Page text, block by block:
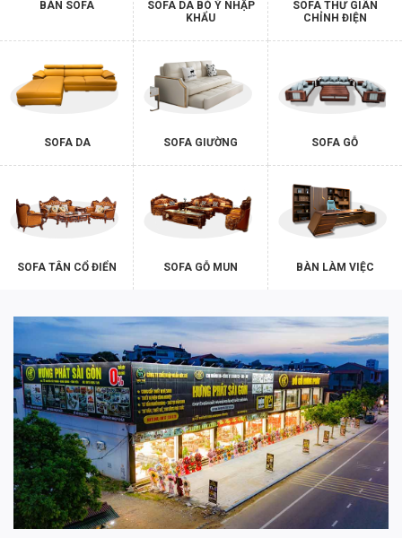
BÀN SOFA
SOFA DA BÒ Ý NHẬP
KHẨU
SOFA THƯ GIÃN
CHỈNH ĐIỆN
SOFA DA SOFA GIƯỜNG SOFA GỖ
SOFA TÂN CỔ ĐIỂN SOFA GỖ MUN BÀN LÀM VIỆC